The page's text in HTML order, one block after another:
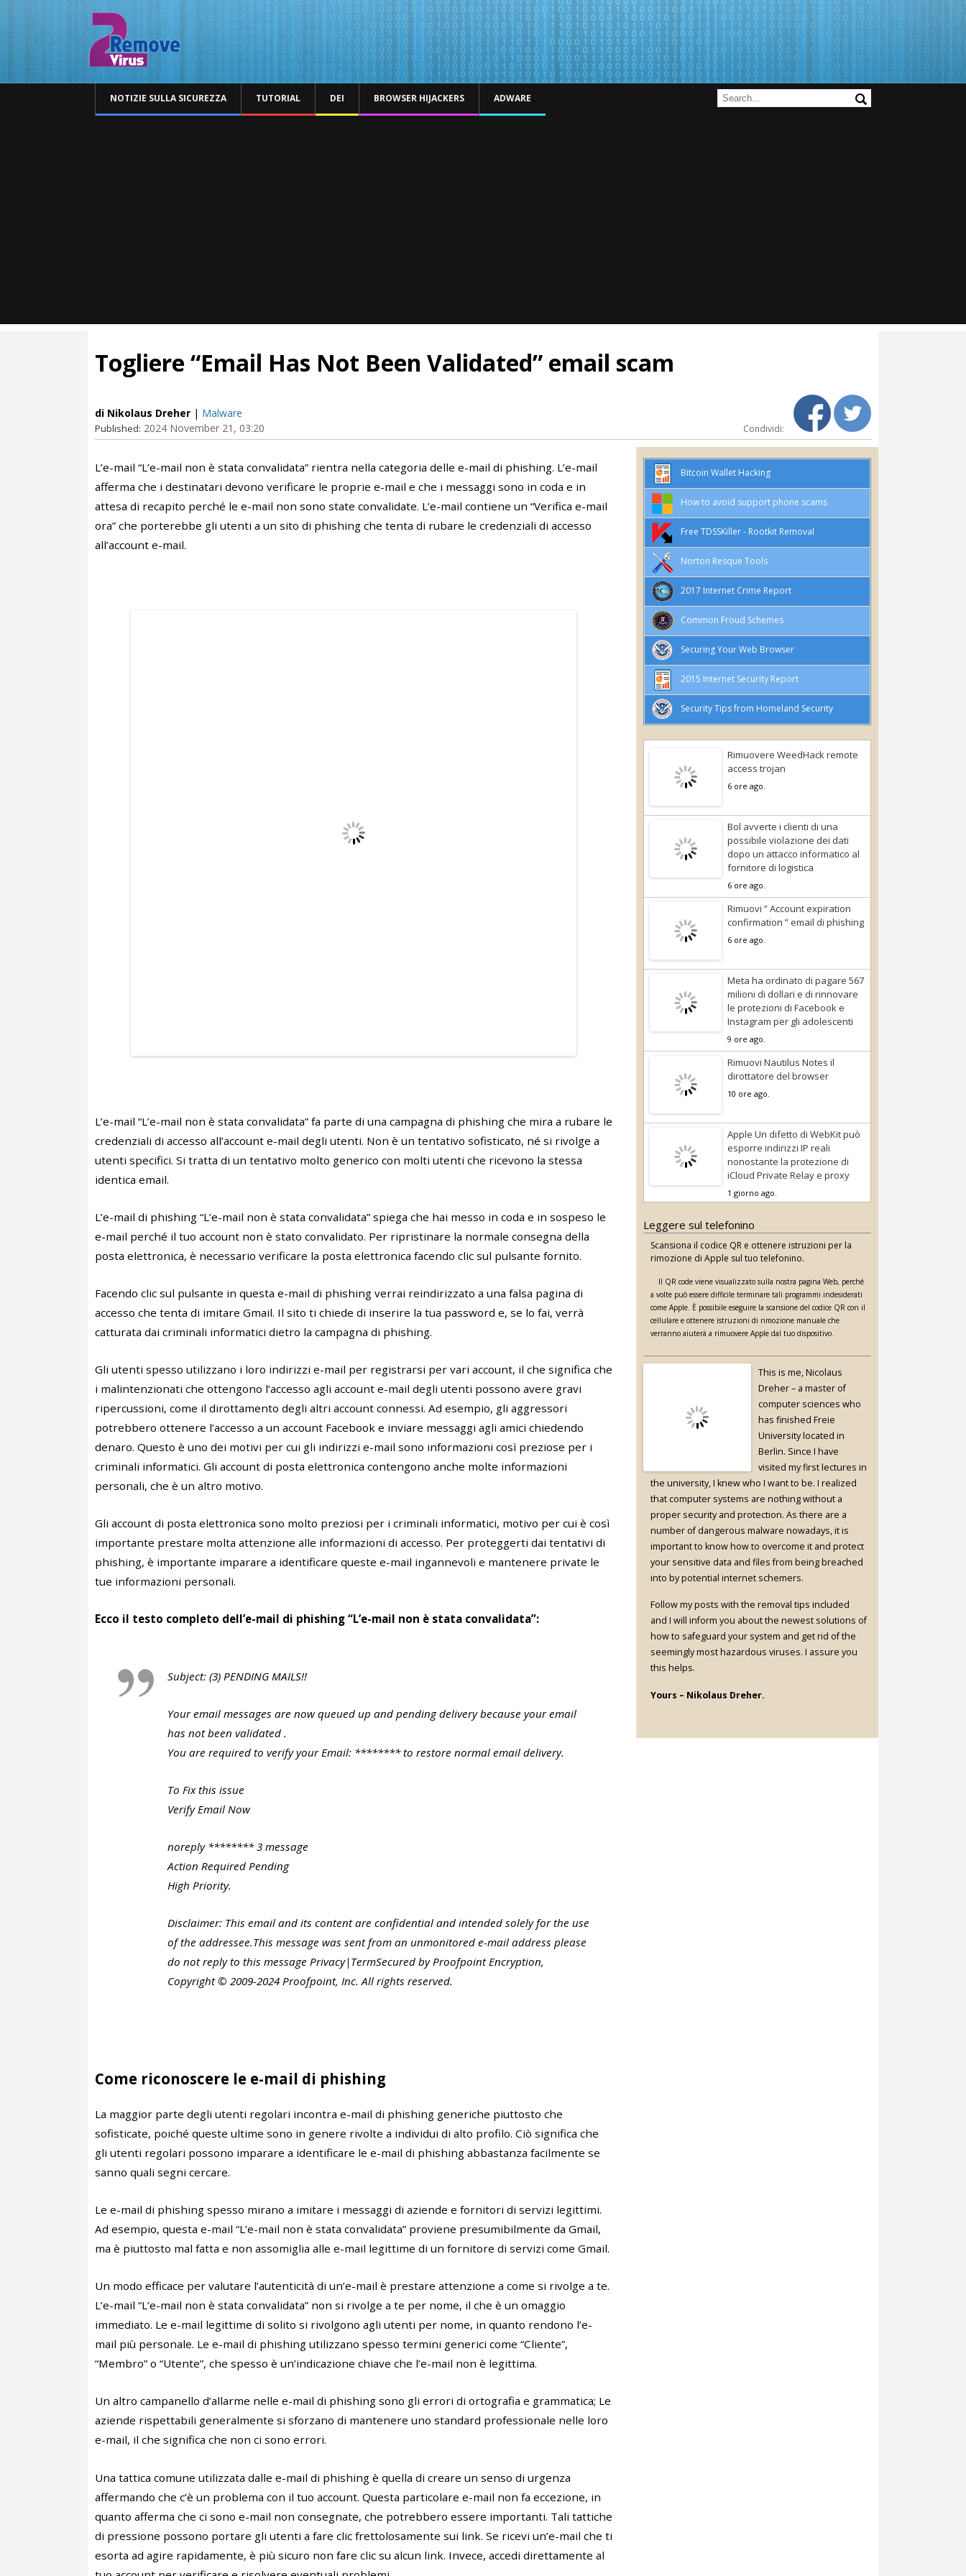
NOTIZIE SULLA SICUREZZA TUTORIAL DEI BROWSER HIJACKERS ADWARE
Togliere “Email Has Not Been Validated” email scam
di Nikolaus Dreher | Malware
Published: 2024 November 21, 03:20 Condividi:
L’e-mail “L’e-mail non è stata convalidata” rientra nella categoria delle e-mail di phishing. L’e-mail
afferma che i destinatari devono verificare le proprie e-mail e che i messaggi sono in coda e in
attesa di recapito perché le e-mail non sono state convalidate. L’e-mail contiene un “Verifica e-mail
ora” che porterebbe gli utenti a un sito di phishing che tenta di rubare le credenziali di accesso
all’account e-mail.
L’e-mail “L’e-mail non è stata convalidata” fa parte di una campagna di phishing che mira a rubare le
credenziali di accesso all’account e-mail degli utenti. Non è un tentativo sofisticato, né si rivolge a
utenti specifici. Si tratta di un tentativo molto generico con molti utenti che ricevono la stessa
identica email.
L’e-mail di phishing “L’e-mail non è stata convalidata” spiega che hai messo in coda e in sospeso le
e-mail perché il tuo account non è stato convalidato. Per ripristinare la normale consegna della
posta elettronica, è necessario verificare la posta elettronica facendo clic sul pulsante fornito.
Facendo clic sul pulsante in questa e-mail di phishing verrai reindirizzato a una falsa pagina di
accesso che tenta di imitare Gmail. Il sito ti chiede di inserire la tua password e, se lo fai, verrà
catturata dai criminali informatici dietro la campagna di phishing.
Gli utenti spesso utilizzano i loro indirizzi e-mail per registrarsi per vari account, il che significa che
i malintenzionati che ottengono l’accesso agli account e-mail degli utenti possono avere gravi
ripercussioni, come il dirottamento degli altri account connessi. Ad esempio, gli aggressori
potrebbero ottenere l’accesso a un account Facebook e inviare messaggi agli amici chiedendo
denaro. Questo è uno dei motivi per cui gli indirizzi e-mail sono informazioni così preziose per i
criminali informatici. Gli account di posta elettronica contengono anche molte informazioni
personali, che è un altro motivo.
Gli account di posta elettronica sono molto preziosi per i criminali informatici, motivo per cui è così
importante prestare molta attenzione alle informazioni di accesso. Per proteggerti dai tentativi di
phishing, è importante imparare a identificare queste e-mail ingannevoli e mantenere private le
tue informazioni personali.
Ecco il testo completo dell’e-mail di phishing “L’e-mail non è stata convalidata”:
Subject: (3) PENDING MAILS!!
Your email messages are now queued up and pending delivery because your email
has not been validated .
You are required to verify your Email: ******** to restore normal email delivery.
To Fix this issue
Verify Email Now
noreply ******** 3 message
Action Required Pending
High Priority.
Disclaimer: This email and its content are confidential and intended solely for the use
of the addressee.This message was sent from an unmonitored e-mail address please
do not reply to this message Privacy|TermSecured by Proofpoint Encryption,
Copyright © 2009-2024 Proofpoint, Inc. All rights reserved.
Come riconoscere le e-mail di phishing
La maggior parte degli utenti regolari incontra e-mail di phishing generiche piuttosto che
sofisticate, poiché queste ultime sono in genere rivolte a individui di alto profilo. Ciò significa che
gli utenti regolari possono imparare a identificare le e-mail di phishing abbastanza facilmente se
sanno quali segni cercare.
Le e-mail di phishing spesso mirano a imitare i messaggi di aziende e fornitori di servizi legittimi.
Ad esempio, questa e-mail “L’e-mail non è stata convalidata” proviene presumibilmente da Gmail,
ma è piuttosto mal fatta e non assomiglia alle e-mail legittime di un fornitore di servizi come Gmail.
Un modo efficace per valutare l’autenticità di un’e-mail è prestare attenzione a come si rivolge a te.
L’e-mail “L’e-mail non è stata convalidata” non si rivolge a te per nome, il che è un omaggio
immediato. Le e-mail legittime di solito si rivolgono agli utenti per nome, in quanto rendono l’e-
mail più personale. Le e-mail di phishing utilizzano spesso termini generici come “Cliente”,
“Membro” o “Utente”, che spesso è un’indicazione chiave che l’e-mail non è legittima.
Un altro campanello d’allarme nelle e-mail di phishing sono gli errori di ortografia e grammatica; Le
aziende rispettabili generalmente si sforzano di mantenere uno standard professionale nelle loro
e-mail, il che significa che non ci sono errori.
Una tattica comune utilizzata dalle e-mail di phishing è quella di creare un senso di urgenza
affermando che c’è un problema con il tuo account. Questa particolare e-mail non fa eccezione, in
quanto afferma che ci sono e-mail non consegnate, che potrebbero essere importanti. Tali tattiche
di pressione possono portare gli utenti a fare clic frettolosamente sui link. Se ricevi un’e-mail che ti
esorta ad agire rapidamente, è più sicuro non fare clic su alcun link. Invece, accedi direttamente al
Bitcoin Wallet Hacking
How to avoid support phone scams
Free TDSSKiller - Rootkit Removal
Norton Resque Tools
2017 Internet Crime Report
Common Froud Schemes
Securing Your Web Browser
2015 Internet Security Report
Security Tips from Homeland Security
Rimuovere WeedHack remote
access trojan
6 ore ago.
Bol avverte i clienti di una
possibile violazione dei dati
dopo un attacco informatico al
fornitore di logistica
6 ore ago.
Rimuovi ” Account expiration
confirmation ” email di phishing
6 ore ago.
Meta ha ordinato di pagare 567
milioni di dollari e di rinnovare
le protezioni di Facebook e
Instagram per gli adolescenti
9 ore ago.
Rimuovi Nautilus Notes il
dirottatore del browser
10 ore ago.
Apple Un difetto di WebKit può
esporre indirizzi IP reali
nonostante la protezione di
iCloud Private Relay e proxy
1 giorno ago.
Leggere sul telefonino
Scansiona il codice QR e ottenere istruzioni per la
rimozione di Apple sul tuo telefonino.
Il QR code viene visualizzato sulla nostra pagina Web, perché
a volte può essere difficile terminare tali programmi indesiderati
come Apple. È possibile eseguire la scansione del codice QR con il
cellulare e ottenere istruzioni di rimozione manuale che
verranno aiuterà a rimuovere Apple dal tuo dispositivo.
This is me, Nicolaus
Dreher – a master of
computer sciences who
has finished Freie
University located in
Berlin. Since I have
visited my first lectures in
the university, I knew who I want to be. I realized
that computer systems are nothing without a
proper security and protection. As there are a
number of dangerous malware nowadays, it is
important to know how to overcome it and protect
your sensitive data and files from being breached
into by potential internet schemers.
Follow my posts with the removal tips included
and I will inform you about the newest solutions of
how to safeguard your system and get rid of the
seemingly most hazardous viruses. I assure you
this helps.
Yours – Nikolaus Dreher.